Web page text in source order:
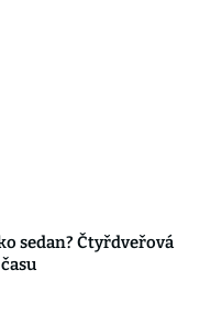
sedan? Čtyřdveřová